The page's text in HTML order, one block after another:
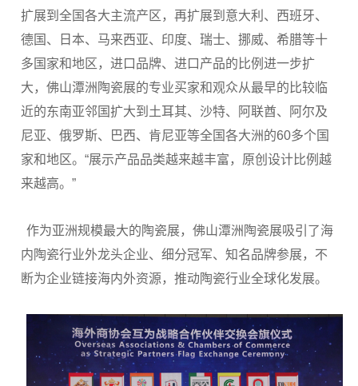
扩展到全国各大主流产区，再扩展到意大利、西班牙、
德国、日本、马来西亚、印度、瑞士、挪威、希腊等十
多国家和地区，进口品牌、进口产品的比例进一步扩
大，佛山潭洲陶瓷展的专业买家和观众从最早的比较临
近的东南亚邻国扩大到土耳其、沙特、阿联酋、阿尔及
尼亚、俄罗斯、巴西、肯尼亚等全国各大洲的60多个国
家和地区。“展示产品品类越来越丰富，原创设计比例越
来越高。”
作为亚洲规模最大的陶瓷展，佛山潭洲陶瓷展吸引了海
内陶瓷行业外龙头企业、细分冠军、知名品牌参展，不
断为企业链接海内外资源，推动陶瓷行业全球化发展。